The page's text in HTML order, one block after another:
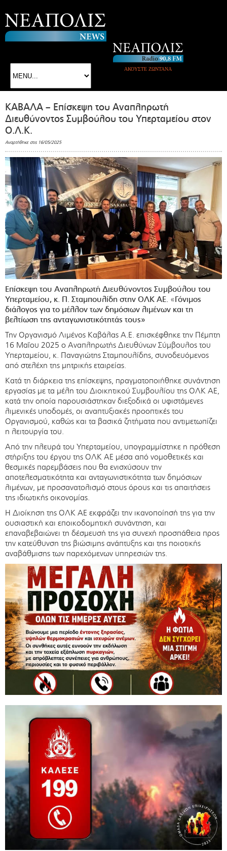
ΑΚΟΥΣΤΕ ΖΩΝΤΑΝΑ
ΚΑΒΑΛΑ – Επίσκεψη του Αναπληρωτή
Διευθύνοντος Συμβούλου του Υπερταμείου στον
Ο.Λ.Κ.
Αναρτήθηκε στις 16/05/2025
Επίσκεψη του Αναπληρωτή Διευθύνοντος Συμβούλου του
Υπερταμείου, κ. Π. Σταμπουλίδη στην ΟΛΚ ΑΕ. «Γόνιμος
διάλογος για το μέλλον των δημόσιων λιμένων και τη
βελτίωση της ανταγωνιστικότητάς τους»
Την Οργανισμό Λιμένος Καβάλας Α.Ε. επισκέφθηκε την Πέμπτη
16 Μαΐου 2025 ο Αναπληρωτής Διευθύνων Σύμβουλος του
Υπερταμείου, κ. Παναγιώτης Σταμπουλίδης, συνοδευόμενος
από στελέχη της μητρικής εταιρείας.
Κατά τη διάρκεια της επίσκεψης, πραγματοποιήθηκε συνάντηση
εργασίας με τα μέλη του Διοικητικού Συμβουλίου της ΟΛΚ ΑΕ,
κατά την οποία παρουσιάστηκαν διεξοδικά οι υφιστάμενες
λιμενικές υποδομές, οι αναπτυξιακές προοπτικές του
Οργανισμού, καθώς και τα βασικά ζητήματα που αντιμετωπίζει
η λειτουργία του.
Από την πλευρά του Υπερταμείου, υπογραμμίστηκε η πρόθεση
στήριξης του έργου της ΟΛΚ ΑΕ μέσα από νομοθετικές και
θεσμικές παρεμβάσεις που θα ενισχύσουν την
αποτελεσματικότητα και ανταγωνιστικότητα των δημόσιων
λιμένων, με προσανατολισμό στους όρους και τις απαιτήσεις
της ιδιωτικής οικονομίας.
Η Διοίκηση της ΟΛΚ ΑΕ εκφράζει την ικανοποίησή της για την
ουσιαστική και εποικοδομητική συνάντηση, και
επαναβεβαιώνει τη δέσμευσή της για συνεχή προσπάθεια προς
την κατεύθυνση της βιώσιμης ανάπτυξης και της ποιοτικής
αναβάθμισης των παρεχόμενων υπηρεσιών της.